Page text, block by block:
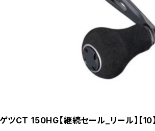
ツCT 150HG【継続セール_リール】【10】